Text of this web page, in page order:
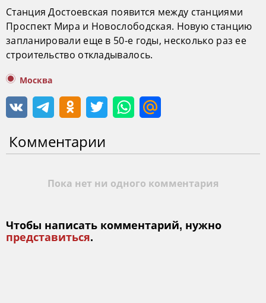
Станция Достоевская появится между станциями
Проспект Мира и Новослободская. Новую станцию
запланировали еще в 50-е годы, несколько раз ее
строительство откладывалось.
Москва
Комментарии
Пока нет ни одного комментария
Чтобы написать комментарий, нужно
представиться.